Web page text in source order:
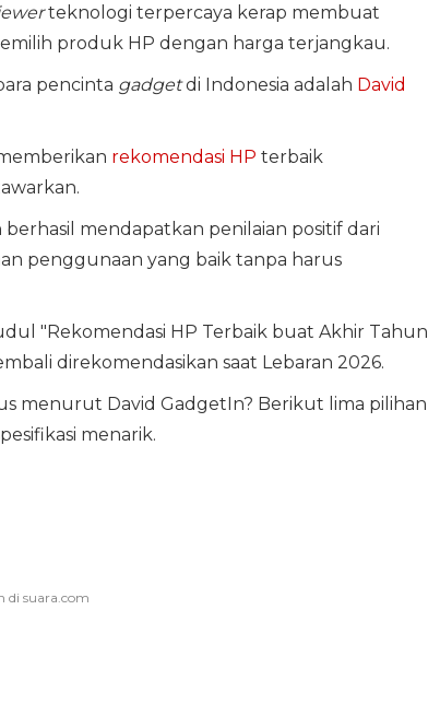
teknologi terpercaya kerap membuat
produk HP dengan harga terjangkau.
pencinta gadgetdi Indonesia adalah David
rekomendasi HP terbaik
mendapatkan penilaian positif dari
penggunaan yang baik tanpa harus
"Rekomendasi HP Terbaik buat Akhir Tahun
direkomendasikan saat Lebaran 2026.
menurut David GadgetIn? Berikut lima pilihan
menarik.